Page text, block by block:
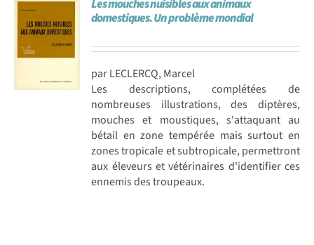
Les mouches nuisibles aux animaux
domestiques. Un problème mondial
par LECLERCQ, Marcel
Les descriptions, complétées de
nombreuses illustrations, des diptères,
mouches et moustiques, s'attaquant au
bétail en zone tempérée mais surtout en
zones tropicale et subtropicale, permettront
aux éleveurs et vétérinaires d'identifier ces
ennemis des troupeaux.